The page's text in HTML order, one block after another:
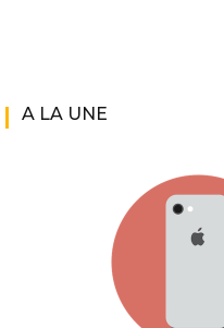
A LA UNE